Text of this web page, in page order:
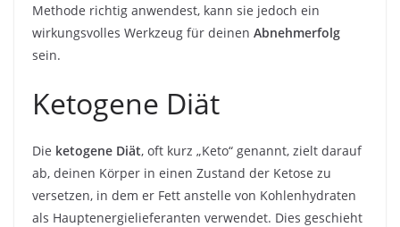
Methode richtig anwendest, kann sie jedoch ein
wirkungsvolles Werkzeug für deinen Abnehmerfolg
sein.
Ketogene Diät
Die ketogene Diät, oft kurz „Keto“ genannt, zielt darauf
ab, deinen Körper in einen Zustand der Ketose zu
versetzen, in dem er Fett anstelle von Kohlenhydraten
als Hauptenergielieferanten verwendet. Dies geschieht